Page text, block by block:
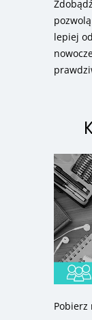
lepiej
Pobierz